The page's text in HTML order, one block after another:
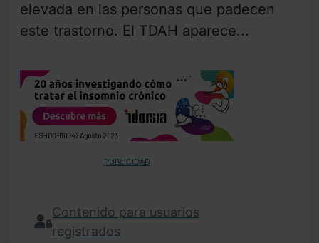
elevada en las personas que padecen
este trastorno. El TDAH aparece...
PUBLICIDAD
Contenido para usuarios
registrados